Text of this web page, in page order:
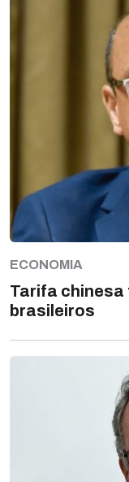
ECONOMIA
Tarifa chinesa
brasileiros